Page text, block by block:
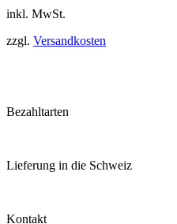
inkl. MwSt.
zzgl. Versandkosten
Bezahltarten
Lieferung in die Schweiz
Kontakt